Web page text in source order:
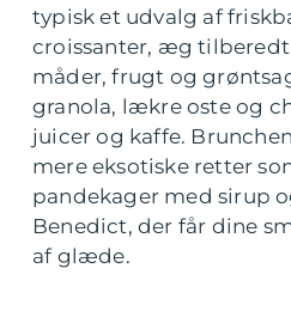
typisk et udvalg af
croissanter, æg
måder, frugt og
granola, lækre oste og
juicer og kaffe.
mere eksotiske retter
pandekager med sirup
Benedict, der får dine
af glæde.